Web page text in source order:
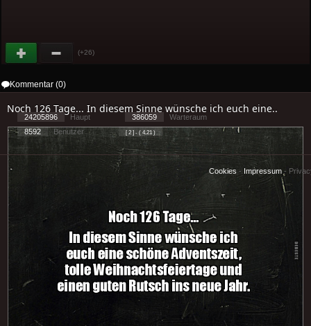
(+26)
Kommentar (0)
Noch 126 Tage... In diesem Sinne wünsche ich euch eine..
24205896 Haupt 386059
Warteraum
8592
Benutzer [ 2 ] - ( 4.21 )
Cookies - Impressum -